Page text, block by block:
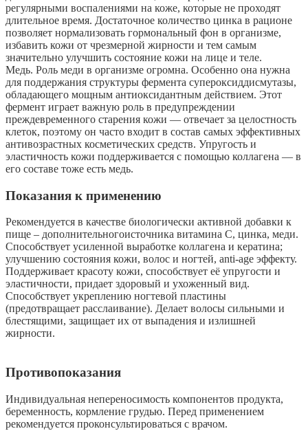
регулярными воспалениями на коже, которые не проходят
длительное время. Достаточное количество цинка в рационе
позволяет нормализовать гормональный фон в организме,
избавить кожи от чрезмерной жирности и тем самым
значительно улучшить состояние кожи на лице и теле.
Медь. Роль меди в организме огромна. Особенно она нужна
для поддержания структуры фермента супероксиддисмутазы,
обладающего мощным антиоксидантным действием. Этот
фермент играет важную роль в предупреждении
преждевременного старения кожи — отвечает за целостность
клеток, поэтому он часто входит в состав самых эффективных
антивозрастных косметических средств. Упругость и
эластичность кожи поддерживается с помощью коллагена — в
его составе тоже есть медь.
Показания к применению
Рекомендуется в качестве биологически активной добавки к
пище – дополнительногоисточника витамина С, цинка, меди.
Способствует усиленной выработке коллагена и кератина;
улучшению состояния кожи, волос и ногтей, anti-age эффекту.
Поддерживает красоту кожи, способствует её упругости и
эластичности, придает здоровый и ухоженный вид.
Способствует укреплению ногтевой пластины
(предотвращает расслаивание). Делает волосы сильными и
блестящими, защищает их от выпадения и излишней
жирности.
Противопоказания
Индивидуальная непереносимость компонентов продукта,
беременность, кормление грудью. Перед применением
рекомендуется проконсультироваться с врачом.